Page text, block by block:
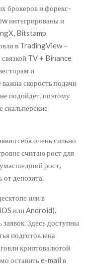
брокеров и форекс-
интегрированы и
Bitstamp
в TradingView –
TV + Binance
и
скорость подачи
подойдет, поэтому
скальперские
себя очень сильно
считаю рост для
рост,
от депозита.
или в
или Android).
Здесь доступны
подготовлена
криптовалютой
оставить e-mail в